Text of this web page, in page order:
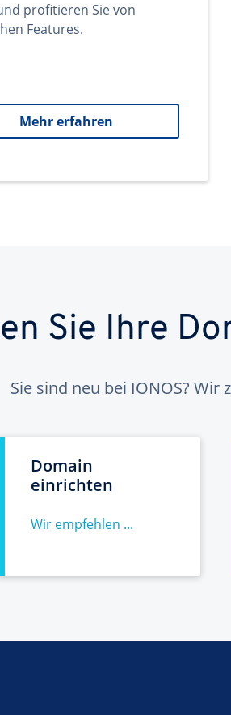
profitieren Sie von
Features.
Mehr erfahren
Sie Ihre
Sie sind neu bei IONOS?
Domain
einrichten
Wir empfehlen ...